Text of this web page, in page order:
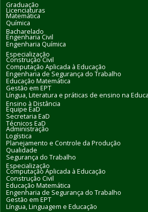
Graduação
Licenciaturas
Matemática
Química
Bacharelado
Engenharia Civil
Engenharia Química
Especialização
Construção Civil
Computação Aplicada à Educação
Engenharia de Segurança do Trabalho
Educação Matemática
Gestão em EPT
Língua, Literatura e práticas de ensino na
Ensino à Distância
Equipe EaD
Secretaria EaD
Técnicos EaD
Administração
Logística
Planejamento e Controle da Produção
Qualidade
Segurança do Trabalho
Especialização
Computação Aplicada à Educação
Construção Civil
Educação Matemática
Engenharia de Segurança do Trabalho
Gestão em EPT
Língua, Linguagem e Educação